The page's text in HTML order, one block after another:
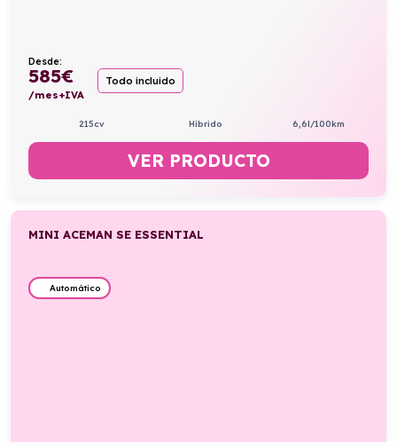
Desde:
585€
/mes+IVA
Todo incluido
215cv Híbrido 6,6l/100km
VER PRODUCTO
MINI ACEMAN SE ESSENTIAL
Automático